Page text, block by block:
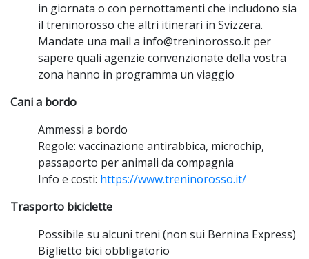
in giornata o con pernottamenti che includono sia
il treninorosso che altri itinerari in Svizzera.
Mandate una mail a info@treninorosso.it per
sapere quali agenzie convenzionate della vostra
zona hanno in programma un viaggio
Cani a bordo
Ammessi a bordo
Regole: vaccinazione antirabbica, microchip,
passaporto per animali da compagnia
Info e costi: https://www.treninorosso.it/
Trasporto biciclette
Possibile su alcuni treni (non sui Bernina Express)
Biglietto bici obbligatorio